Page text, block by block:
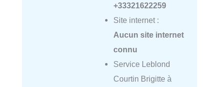
+33321622259
Site internet :
Aucun site internet
connu
Service Leblond
Courtin Brigitte à